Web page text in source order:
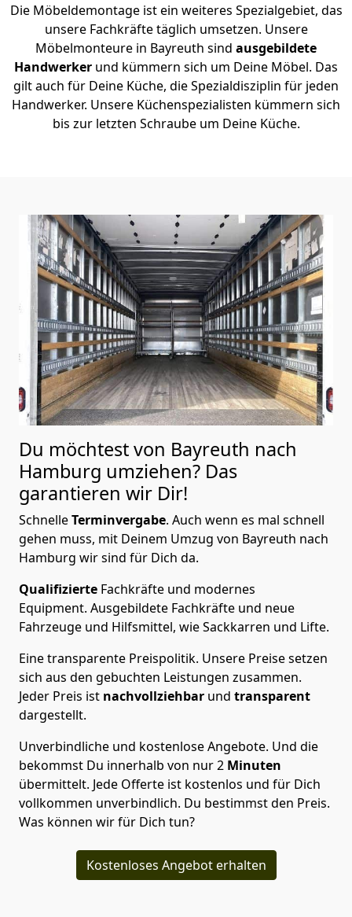
Die Möbeldemontage ist ein weiteres Spezialgebiet, das
unsere Fachkräfte täglich umsetzen. Unsere
Möbelmonteure in Bayreuth sind ausgebildete
Handwerker und kümmern sich um Deine Möbel. Das
gilt auch für Deine Küche, die Spezialdisziplin für jeden
Handwerker. Unsere Küchenspezialisten kümmern sich
bis zur letzten Schraube um Deine Küche.
Du möchtest von Bayreuth nach
Hamburg umziehen? Das
garantieren wir Dir!
SchnelleTerminvergabe. Auch wenn es mal schnell
gehen muss, mit Deinem Umzug von Bayreuth nach
Hamburg wir sind für Dich da.
Qualifizierte Fachkräfte und modernes
Equipment. Ausgebildete Fachkräfte und neue
Fahrzeuge und Hilfsmittel, wie Sackkarren und Lifte.
Eine transparente Preispolitik. Unsere Preise setzen
sich aus den gebuchten Leistungen zusammen.
Jeder Preis ist nachvollziehbar und transparent
dargestellt.
Unverbindliche und kostenlose Angebote. Und die
bekommst Du innerhalb von nur2 Minuten
übermittelt. Jede Offerte ist kostenlos und für Dich
vollkommen unverbindlich. Du bestimmst den Preis.
Was können wir für Dich tun?
Kostenloses Angebot erhalten